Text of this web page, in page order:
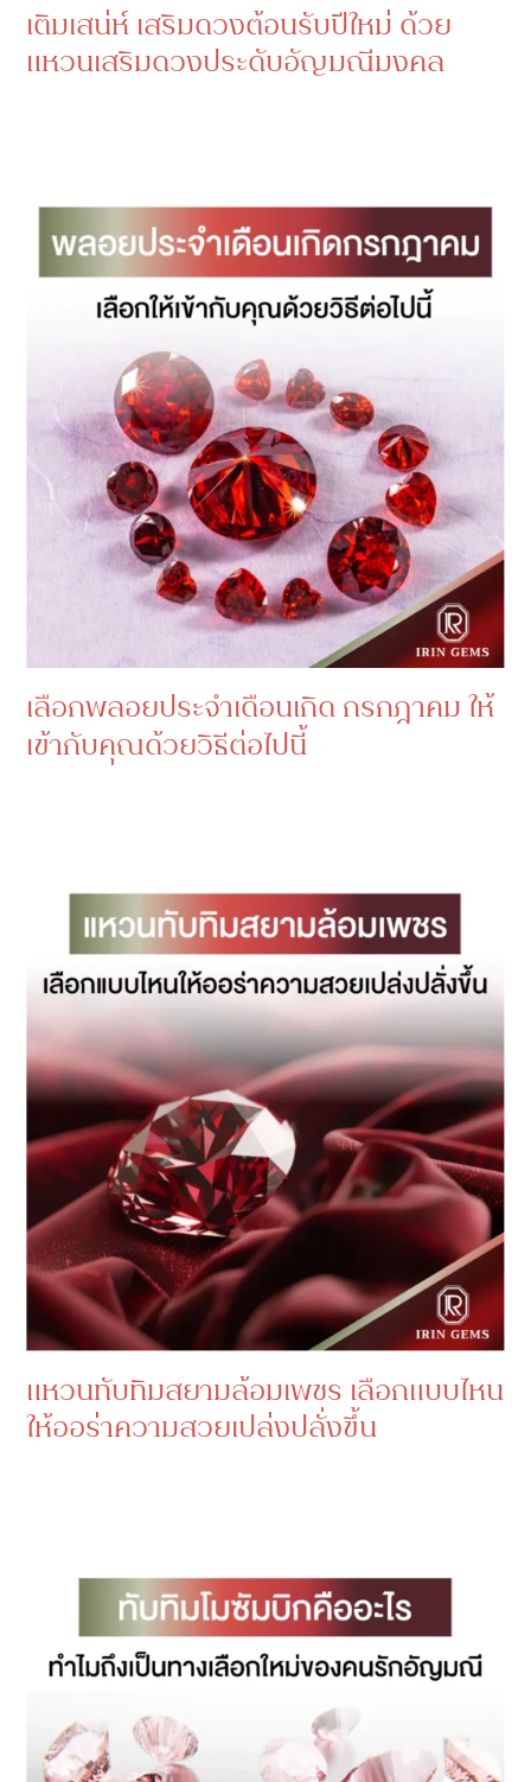
เติมเสน่ห์ เสริมดวงต้อนรับปีใหม่ ด้วย
แหวนเสริมดวงประดับอัญมณีมงคล
เลือกพลอยประจําเดือนเกิด กรกฎาคม ให้
เข้ากับคุณด้วยวิธีต่อไปนี้
แหวนทับทิมสยามล้อมเพชร เลือกแบบไหน
ให้ออร่าความสวยเปล่งปลั่งขึ้น